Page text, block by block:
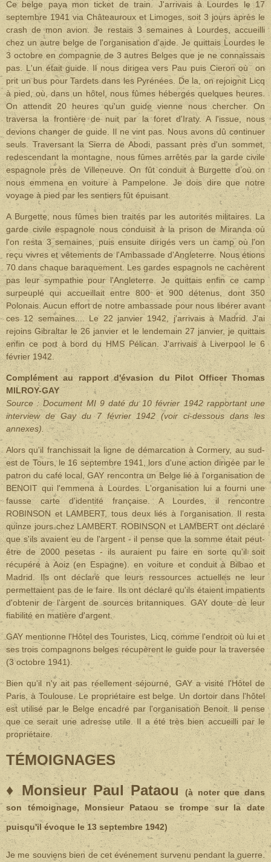
Ce belge paya mon ticket de train. J'arrivais à Lourdes le 17
septembre 1941 via Châteauroux et Limoges, soit 3 jours après le
crash de mon avion. Je restais 3 semaines à Lourdes, accueilli
chez un autre belge de l'organisation d'aide. Je quittais Lourdes le
3 octobre en compagnie de 3 autres Belges que je ne connaissais
pas. L'un était guide. Il nous dirigea vers Pau puis Cieron où on
prit un bus pour Tardets dans les Pyrénées. De la, on rejoignit Licq
à pied, où, dans un hôtel, nous fûmes hébergés quelques heures.
On attendit 20 heures qu'un guide vienne nous chercher. On
traversa la frontière de nuit par la foret d'Iraty. A l'issue, nous
devions changer de guide. Il ne vint pas. Nous avons dû continuer
seuls. Traversant la Sierra de Abodi, passant près d'un sommet,
redescendant la montagne, nous fûmes arrêtés par la garde civile
espagnole près de Villeneuve. On fût conduit à Burgette d’où on
nous emmena en voiture à Pampelone. Je dois dire que notre
voyage à pied par les sentiers fût épuisant.
A Burgette, nous fûmes bien traités par les autorités militaires. La
garde civile espagnole nous conduisit à la prison de Miranda où
l'on resta 3 semaines, puis ensuite dirigés vers un camp où l'on
reçu vivres et vêtements de l'Ambassade d'Angleterre. Nous étions
70 dans chaque baraquement. Les gardes espagnols ne cachèrent
pas leur sympathie pour l'Angleterre. Je quittais enfin ce camp
surpeuplé qui accueillait entre 800 et 900 détenus, dont 350
Polonais. Aucun effort de notre ambassade pour nous libérer avant
ces 12 semaines.... Le 22 janvier 1942, j'arrivais à Madrid. J'ai
rejoins Gibraltar le 26 janvier et le lendemain 27 janvier, je quittais
enfin ce port à bord du HMS Pélican. J'arrivais à Liverpool le 6
février 1942.
Complément au rapport d'évasion du Pilot Officer Thomas
MILROY-GAY
Source : Document MI 9 daté du 10 février 1942 rapportant une
interview de Gay du 7 février 1942 (voir ci-dessous dans les
annexes).
Alors qu'il franchissait la ligne de démarcation à Cormery, au sud-
est de Tours, le 16 septembre 1941, lors d'une action dirigée par le
patron du café local, GAY rencontra un Belge lié à l'organisation de
BENOIT qui l'emmena à Lourdes. L'organisation lui a fourni une
fausse carte d'identité française. A Lourdes, il rencontre
ROBINSON et LAMBERT, tous deux liés à l'organisation. Il resta
quinze jours chez LAMBERT. ROBINSON et LAMBERT ont déclaré
que s'ils avaient eu de l'argent - il pense que la somme était peut-
être de 2000 pesetas - ils auraient pu faire en sorte qu'il soit
récupéré à Aoiz (en Espagne). en voiture et conduit à Bilbao et
Madrid. Ils ont déclaré que leurs ressources actuelles ne leur
permettaient pas de le faire. Ils ont déclaré qu'ils étaient impatients
d'obtenir de l'argent de sources britanniques. GAY doute de leur
fiabilité en matière d'argent.
GAY mentionne l'Hôtel des Touristes, Licq, comme l'endroit où lui et
ses trois compagnons belges récupèrent le guide pour la traversée
(3 octobre 1941).
Bien qu'il n'y ait pas réellement séjourné, GAY a visité l'Hôtel de
Paris, à Toulouse. Le propriétaire est belge. Un dortoir dans l'hôtel
est utilisé par le Belge encadré par l'organisation Benoit. Il pense
que ce serait une adresse utile. Il a été très bien accueilli par le
propriétaire.
TÉMOIGNAGES
♦ Monsieur Paul Pataou(à noter que dans
son témoignage, Monsieur Pataou se trompe sur la date
puisqu'il évoque le 13 septembre 1942)
Je me souviens bien de cet événement survenu pendant la guerre.